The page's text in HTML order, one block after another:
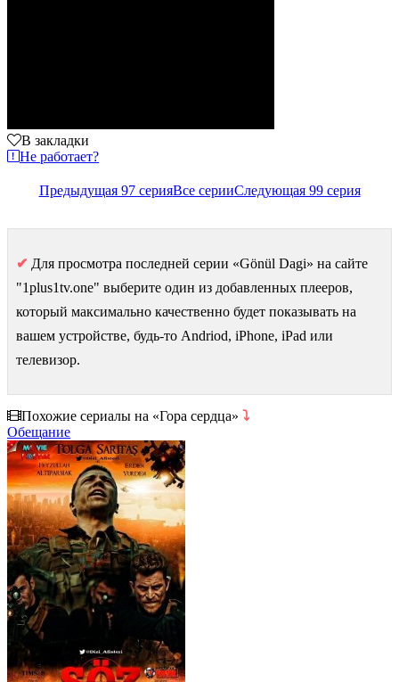
В закладки
Не работает?
Предыдущая 97 серияВсе серииСледующая 99 серия
✔ Для просмотра последней серии «Gönül Dagi» на сайте
"1plus1tv.one" выберите один из добавленных плееров,
который максимально качественно будет показывать на
вашем устройстве, будь-то Andriod, iPhone, iPad или
телевизор.
Похожие сериалы на «Гора сердца» ⤵
Обещание